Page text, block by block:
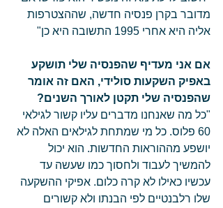
מדובר בקרן פנסיה חדשה, שההצטרפות
אליה היא אחרי 1995 התשובה היא כן"
אם אני מעדיף שהפנסיה שלי תושקע
באפיק השקעות סולידי, האם זה אומר
שהפנסיה שלי תקטן לאורך השנים?
"כל מה שאנחנו מדברים עליו קשור לגילאי
60 פלוס. כל מי שמתחת לגילאים האלה לא
יושפע מההוראות החדשות. הוא יכול
להמשיך לעבוד ולחסוך כמו שעשה עד
עכשיו כאילו לא קרה כלום. אפיקי ההשקעה
שלו רלבנטיים לפי הבנתו ולא קשורים